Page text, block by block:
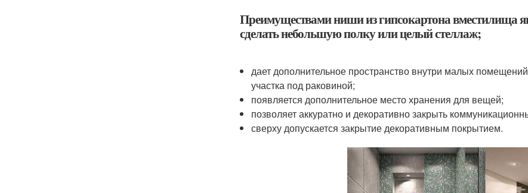
Преимуществами ниши из гипсокартона вместилища
сделать небольшую полку или целый стеллаж;
дает дополнительное пространство внутри малых
участка под раковиной;
появляется дополнительное место хранения для вещей;
позволяет аккуратно и декоративно закрыть
сверху допускается закрытие декоративным покрытием.